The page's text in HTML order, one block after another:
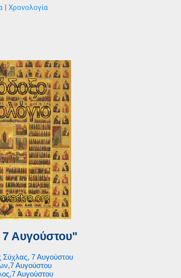
Χρονολογία
Αυγούστου"
7 Αυγούστου
Αυγούστου
Αυγούστου